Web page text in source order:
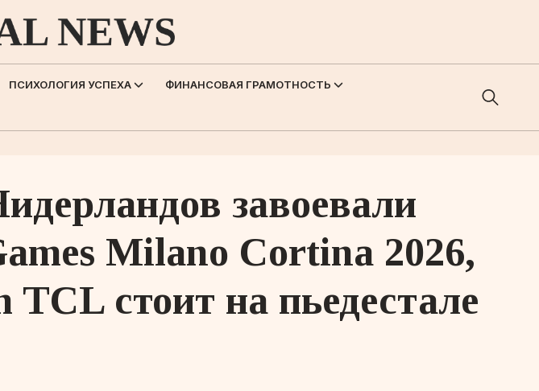
ПСИХОЛОГИЯ УСПЕХА
ФИНАНСОВАЯ ГРАМОТНОСТЬ
завоевали
Milano Cortina 2026,
стоит на пьедестале